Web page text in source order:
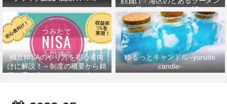
屋が衝撃的すぎた話。
積立NISAのやり方を初心者向
けに解説！～制度の概要から銘
柄の選び方、おすすめの本まで
ゆるっとキャンドル -yurutto
candle-